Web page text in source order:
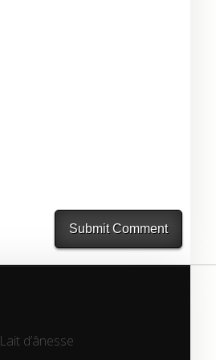
Lait d’ânesse